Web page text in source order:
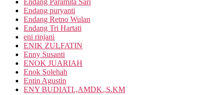
Endang Paramita Sari
Endang puryanti
Endang Retno Wulan
Endang Tri Hartati
eni rinjani
ENIK ZULFATIN
Enny Susanti
ENOK JUARIAH
Enok Solehah
Entin Agustin
ENY BUDIATI.,AMDK.,S.KM